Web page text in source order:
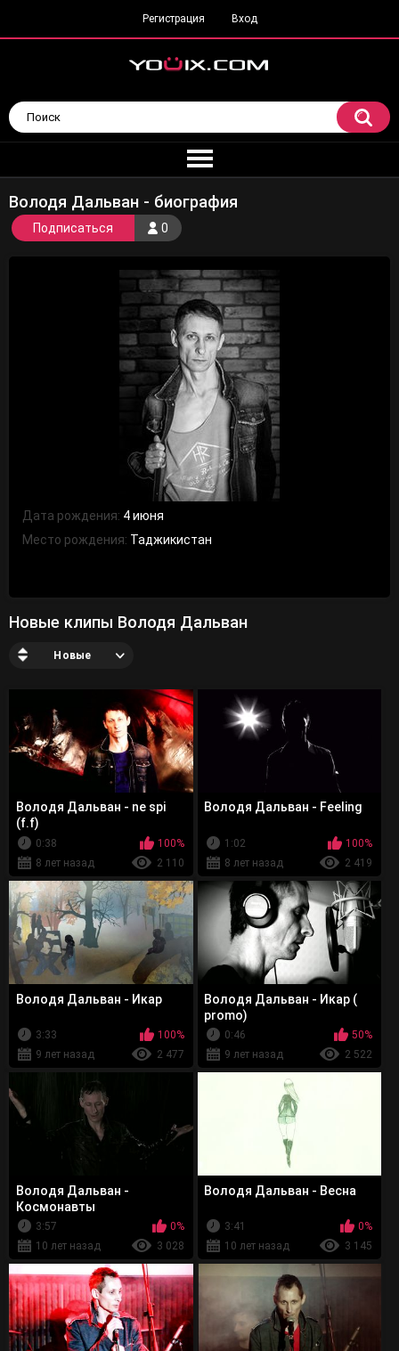
Регистрация Вход
Володя Дальван - биография
0
Подписаться
Дата рождения: 4 июня
Место рождения: Таджикистан
Новые клипы Володя Дальван
Новые
Володя Дальван - ne spi
(f.f)
0:38
100%
8 лет назад
2 110
Володя Дальван - Feeling
1:02
100%
8 лет назад
2 419
Володя Дальван - Икар
3:33
100%
9 лет назад
2 477
Володя Дальван - Икар (
promo)
0:46
50%
9 лет назад
2 522
Володя Дальван -
Космонавты
3:57
0%
10 лет назад
3 028
Володя Дальван - Весна
3:41
0%
10 лет назад
3 145